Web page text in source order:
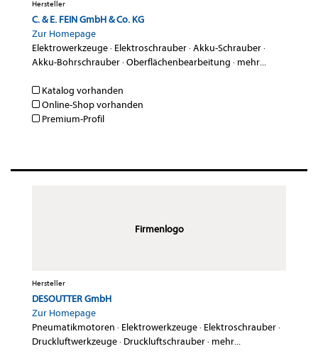
Hersteller
C. & E. FEIN GmbH & Co. KG
Zur Homepage
Elektrowerkzeuge· Elektroschrauber·Akku-Schrauber·
Akku-Bohrschrauber·Oberflächenbearbeitung · mehr...
Katalog vorhanden
Online-Shop vorhanden
Premium-Profil
Firmenlogo
Hersteller
DESOUTTER GmbH
Zur Homepage
Pneumatikmotoren · Elektrowerkzeuge· Elektroschrauber·
Druckluftwerkzeuge· Druckluftschrauber· mehr...